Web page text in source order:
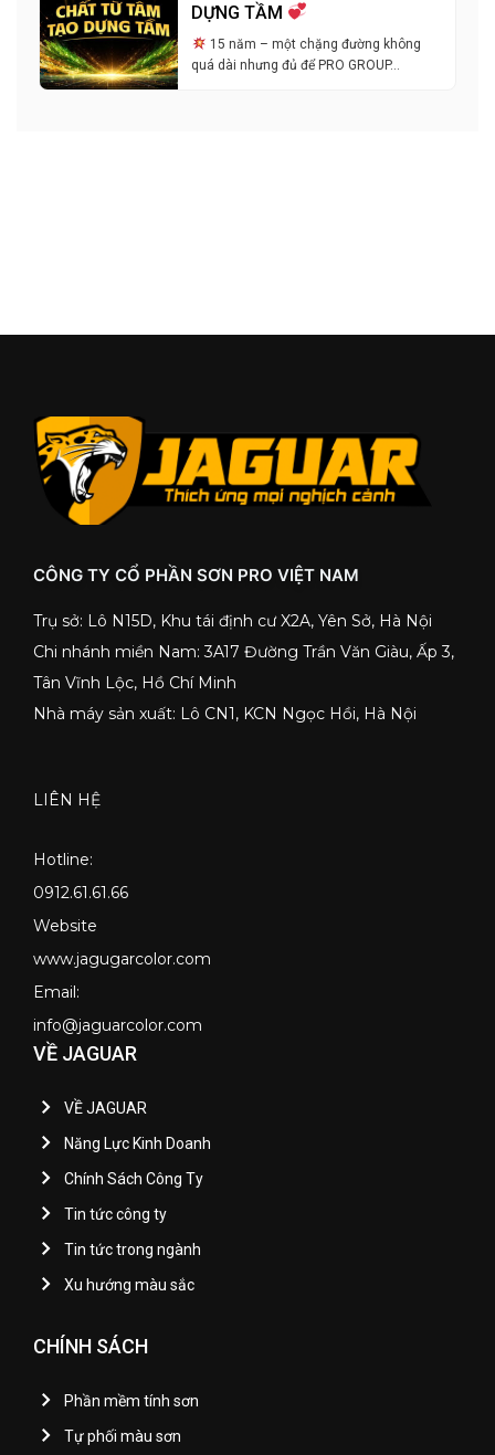
DỰNG TẦM
15 năm – một chặng đường không
quá dài nhưng đủ để PRO GROUP…
CÔNG TY CỔ PHẦN SƠN PRO VIỆT NAM
Trụ sở: Lô N15D, Khu tái định cư X2A, Yên Sở, Hà Nội
Chi nhánh miền Nam: 3A17 Đường Trần Văn Giàu, Ấp 3,
Tân Vĩnh Lộc, Hồ Chí Minh
Nhà máy sản xuất: Lô CN1, KCN Ngọc Hồi, Hà Nội
LIÊN HỆ
Hotline:
0912.61.61.66
Website
www.jagugarcolor.com
Email:
info@jaguarcolor.com
VỀ JAGUAR
VỀ JAGUAR
Năng Lực Kinh Doanh
Chính Sách Công Ty
Tin tức công ty
Tin tức trong ngành
Xu hướng màu sắc
CHÍNH SÁCH
Phần mềm tính sơn
Tự phối màu sơn